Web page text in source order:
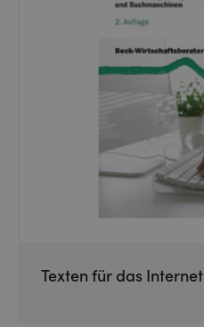
Texten für das Internet